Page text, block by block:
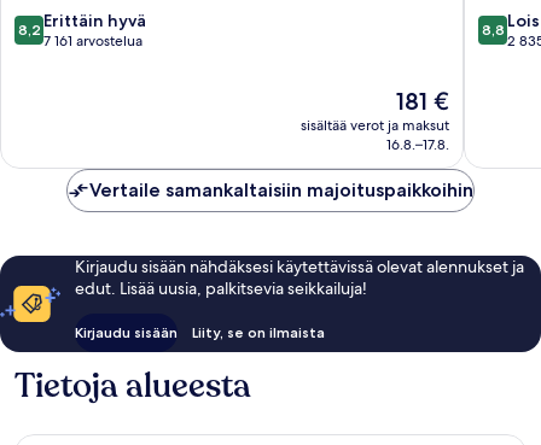
Manhattan
8.2
kautta
8,2 Erittäin hyvä
7 161 arvostelua
Hinta
181 €
181 €
sisältää verot ja maksut
16.8.–17.8.
8.8
kautta
8,8
2
Vertaile samankaltaisiin majoituspaikkoihin
Kirjaudu sisään nähdäksesi käytettävissä olevat alennukset ja
edut. Lisää uusia, palkitsevia seikkailuja!
Kirjaudu sisään Liity, se on ilmaista
Tietoja alueesta